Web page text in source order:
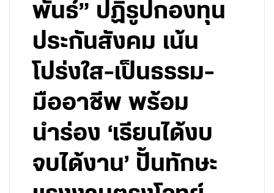
พันธ์” ปฏิรูปกองทุน
ประกันสังคม เน้น
โปร่งใส-เป็นธรรม-
มืออาชีพ พร้อม
นำร่อง ‘เรียนได้งบ
จบได้งาน’ ปั้นทักษะ